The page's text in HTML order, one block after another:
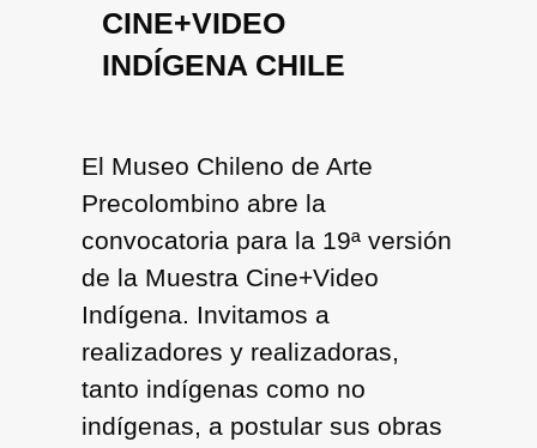
CINE+VIDEO
INDÍGENA CHILE
El Museo Chileno de Arte
Precolombino abre la
convocatoria para la 19ª versión
de la Muestra Cine+Video
Indígena. Invitamos a
realizadores y realizadoras,
tanto indígenas como no
indígenas, a postular sus obras